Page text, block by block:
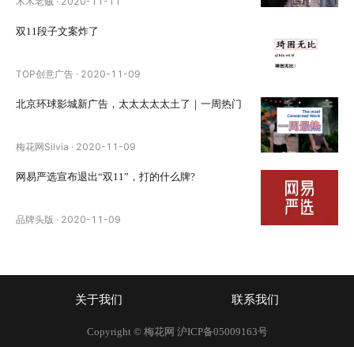
双11段子文案炸了
TOP创意广告 · 2020-11-09
北京环球影城新广告，太太太太太土了｜一周热门
梅花网Silvia · 2020-11-09
网易严选宣布退出“双11”，打的什么牌?
品牌头版 · 2020-11-09
关于我们 联系我们
Copyright © 梅花网 沪ICP备05009163号